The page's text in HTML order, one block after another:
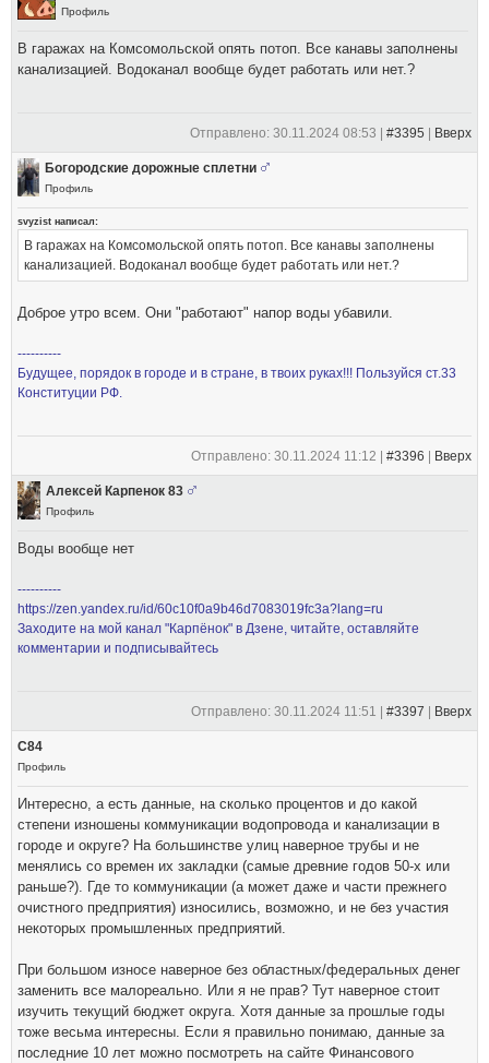
Профиль
В гаражах на Комсомольской опять потоп. Все канавы заполнены
канализацией. Водоканал вообще будет работать или нет.?
Отправлено: 30.11.2024 08:53 | #3395 Вверх
Богородские дорожные сплетни
Профиль
svyzist написал:
В гаражах на Комсомольской опять потоп. Все канавы заполнены
канализацией. Водоканал вообще будет работать или нет.?
Доброе утро всем. Они "работают" напор воды убавили.
----------
Будущее, порядок в городе и в стране, в твоих руках!!! Пользуйся ст.33
Конституции РФ.
Отправлено: 30.11.2024 11:12 | #3396 Вверх
Алексей Карпенок 83
Профиль
Воды вообще нет
----------
https://zen.yandex.ru/id/60c10f0a9b46d7083019fc3a?lang=ru
Заходите на мой канал "Карпёнок" в Дзене, читайте, оставляйте
комментарии и подписывайтесь
Отправлено: 30.11.2024 11:51 | #3397 Вверх
С84
Профиль
Интересно, а есть данные, на сколько процентов и до какой
степени изношены коммуникации водопровода и канализации в
городе и округе? На большинстве улиц наверное трубы и не
менялись со времен их закладки (самые древние годов 50-х или
раньше?). Где то коммуникации (а может даже и части прежнего
очистного предприятия) износились, возможно, и не без участия
некоторых промышленных предприятий.
При большом износе наверное без областных/федеральных денег
заменить все малореально. Или я не прав? Тут наверное стоит
изучить текущий бюджет округа. Хотя данные за прошлые годы
тоже весьма интересны. Если я правильно понимаю, данные за
последние 10 лет можно посмотреть на сайте Финансового